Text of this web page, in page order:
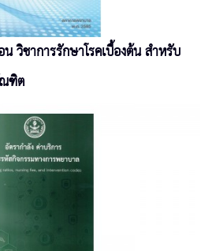
วิชาการรักษาโรคเบื้องต้น สำหรับ
ฑิต